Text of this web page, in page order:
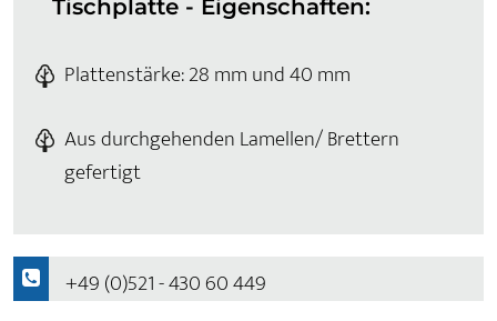
Tischplatte - Eigenschaften:
Plattenstärke: 28 mm und 40 mm
Aus durchgehenden Lamellen/ Brettern
gefertigt
+49 (0)521 - 430 60 449